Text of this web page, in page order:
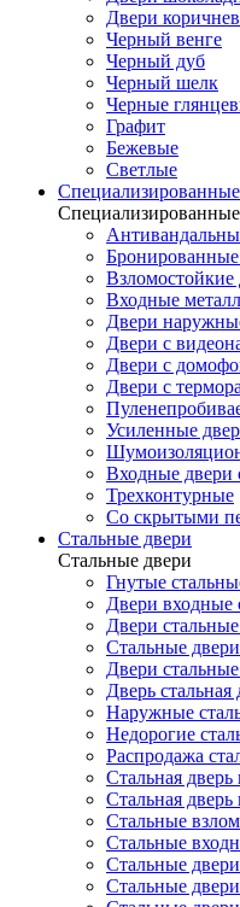
Двери
Черный венге
Черный дуб
Черный шелк
Черные
Графит
Бежевые
Светлые
Взломостойкие
Входные
Двери
Двери с
Двери с
Двери с
Усиленные
Входные двери
Трехконтурные
Со скрытыми
Стальные двери
Стальные двери
Гнутые
Двери входные
Двери
Стальные
Двери
Дверь стальная
Наружные
Недорогие
Распродажа
Стальная дверь
Стальная дверь
Стальные
Стальные
Стальные
Стальные